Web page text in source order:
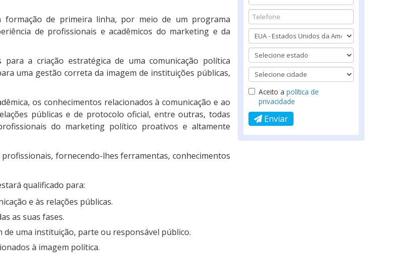
Aceito a política de
privacidade
Enviar
formação de primeira linha, por meio de um programa
de profissionais e acadêmicos do marketing e da
a criação estratégica de uma comunicação política
uma gestão correta da imagem de instituições públicas,
os conhecimentos relacionados à comunicação e ao
públicas e de protocolo oficial, entre outras, todas
do marketing político proativos e altamente
fornecendo-lhes ferramentas, conhecimentos
qualificado para:
e às relações públicas.
as suas fases.
uma instituição, parte ou responsável público.
à imagem política.